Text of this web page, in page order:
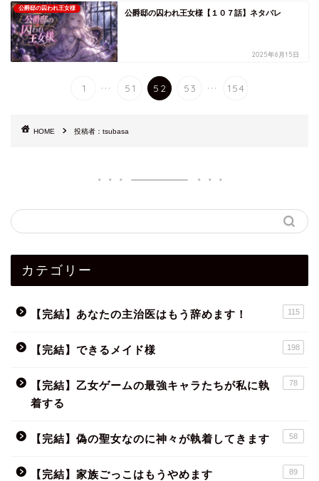
公爵邸の囚われ王女様
公爵邸の囚われ王女様【１０７話】ネタバレ
2025年6月15日
1 ... 51 52 53 ... 154
HOME 投稿者：tsubasa
カテゴリー
【完結】あなたの主治医はもう辞めます！ 115
【完結】できるメイド様 198
【完結】乙女ゲームの最強キャラたちが私に執
着する
78
【完結】偽の聖女なのに神々が執着してきます 58
【完結】家族ごっこはもうやめます 89